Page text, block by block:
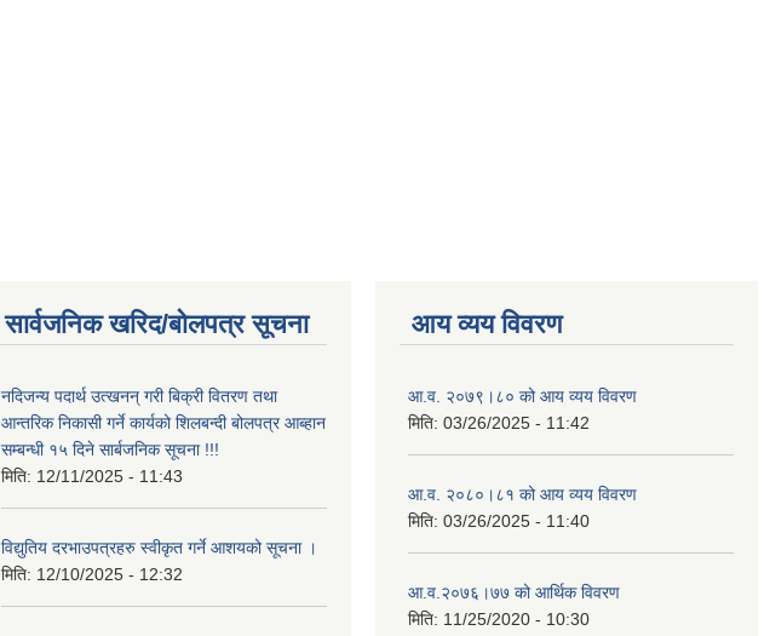
सार्वजनिक खरिद/बोलपत्र सूचना
नदिजन्य पदार्थ उत्खनन् गरी बिक्री वितरण तथा
आन्तरिक निकासी गर्ने कार्यको शिलबन्दी बोलपत्र आब्हान
सम्बन्धी १५ दिने सार्बजनिक सूचना !!!
मिति: 12/11/2025 - 11:43
विद्युतिय दरभाउपत्रहरु स्वीकृत गर्ने आशयको सूचना ।
मिति: 12/10/2025 - 12:32
आय व्यय विवरण
आ.व. २०७९।८० को आय व्यय विवरण
मिति: 03/26/2025 - 11:42
आ.व. २०८०।८१ को आय व्यय विवरण
मिति: 03/26/2025 - 11:40
आ.व.२०७६।७७ को आर्थिक विवरण
मिति: 11/25/2020 - 10:30